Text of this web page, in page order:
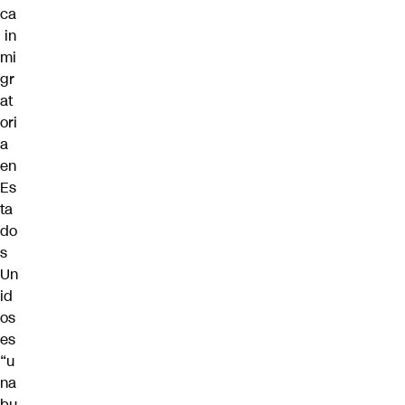
ca
in
mi
gr
at
ori
a
en
Es
ta
do
s
Un
id
os
es
“u
na